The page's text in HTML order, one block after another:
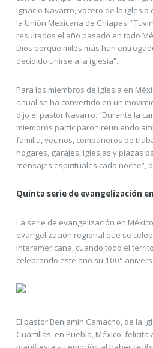
Ignacio Navarro, vocero de la iglesia
la Unión Mexicana de Chiapas.
resultados el año pasado en todo
Dios porque miles más han
decidido unirse a la iglesia”.
Para los miembros de iglesia en
anual se ha convertido en un
dijo el pastor Navarro. “Durante la
miembros participaron reuniendo
familia, vecinos, compañeros de
hogares, garajes, iglesias y plazas
mensajes espirituales cada noche”,
Quinta serie de evangelización
La serie de evangelización en
evangelización regional que se
Interamericana, cuando todo el
celebrando este año su 100°
El pastor Benjamín Camacho, de la
Cuartillas, en Puebla, México, felicita